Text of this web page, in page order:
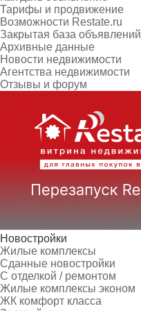
Тарифы и продвижение
Возможности Restate.ru
Закрытая база объявлений
Архивные данные
Новости недвижимости
Агентства недвижимости
Отзывы и форум
Новостройки
Жилые комплексы
Сданные новостройки
С отделкой / ремонтом
Жилые комплексы эконом
ЖК комфорт класса